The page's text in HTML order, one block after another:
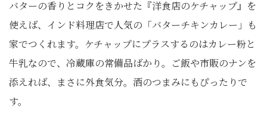
バターの香りとコクをきかせた『洋食店のケチャップ』を
使えば、インド料理店で人気の「バターチキンカレー」も
家でつくれます。ケチャップにプラスするのはカレー粉と
牛乳なので、冷蔵庫の常備品ばかり。ご飯や市販のナンを
添えれば、まさに外食気分。酒のつまみにもぴったりで
す。